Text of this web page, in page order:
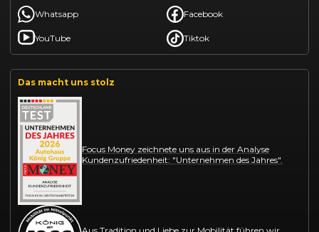
Whatsapp Facebook
YouTube Tiktok
Das macht uns stolz
Focus Money zeichnete uns aus in der Analyse
Kundenzufriedenheit: "Unternehmen des Jahres".